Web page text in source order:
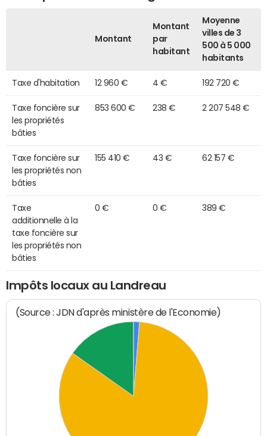
Montant
Montant
par
habitant
Moyenne
villes de 3
500 à 5 000
habitants
Taxe d'habitation 12 960 € 4 € 192 720 €
Taxe foncière sur
les propriétés
bâties
853 600 € 238 € 2 207 548 €
Taxe foncière sur
les propriétés non
bâties
155 410 € 43 € 62 157 €
Taxe
additionnelle à la
taxe foncière sur
les propriétés non
bâties
0 € 0 € 389 €
Impôts locaux au Landreau
(Source : JDN d'après ministère de l'Economie)